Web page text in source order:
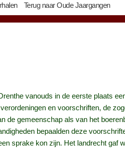
Terug naar Oude Jaargangen
vanouds in de eerste plaats
en voorschriften, de
de gemeenschap als van het
bepaalden deze
sprake kon zijn. Het landrecht gaf